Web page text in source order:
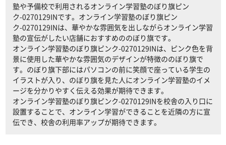
塾や予備校で利用されるオンライン学習塾のぼり旗ピン
ク-0270129INです。オンライン学習塾のぼり旗ピン
ク-0270129INは、華やかな雰囲気を出しながらオンライン学習
塾の宣伝がしたい店舗におすすめののぼり旗です。
オンライン学習塾のぼり旗ピンク-0270129INは、ピンク色を背
景に使用した華やかな雰囲気のデザインが特徴ののぼり旗で
す。のぼり旗下部にはパソコンの前に笑顔で座っている学生の
イラストが入り、のぼり旗を見た人にオンライン学習塾のイメ
ージを分かりやすく伝える効果が期待できます。
オンライン学習塾のぼり旗ピンク-0270129INを校舎の入り口に
設置することで、オンライン学習ができることを近隣の方に宣
伝でき、校舎の利用率アップが期待できます。